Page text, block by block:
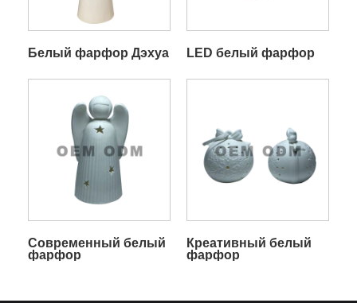
Белый фарфор Дэхуа LED белый фарфор
Современный белый
фарфор
Креативный белый
фарфор